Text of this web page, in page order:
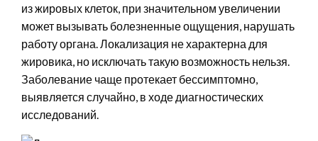
из жировых клеток, при значительном увеличении
может вызывать болезненные ощущения, нарушать
работу органа. Локализация не характерна для
жировика, но исключать такую возможность нельзя.
Заболевание чаще протекает бессимптомно,
выявляется случайно, в ходе диагностических
исследований.